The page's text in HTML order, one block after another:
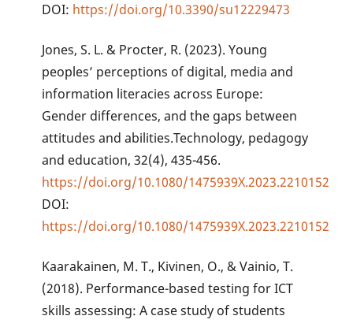
DOI: https://doi.org/10.3390/su12229473
Jones, S. L. & Procter, R. (2023). Young
peoples’ perceptions of digital, media and
information literacies across Europe:
Gender differences, and the gaps between
attitudes and abilities.Technology, pedagogy
and education, 32(4), 435-456.
https://doi.org/10.1080/1475939X.2023.2210152
DOI:
https://doi.org/10.1080/1475939X.2023.2210152
Kaarakainen, M. T., Kivinen, O., & Vainio, T.
(2018). Performance-based testing for ICT
skills assessing: A case study of students